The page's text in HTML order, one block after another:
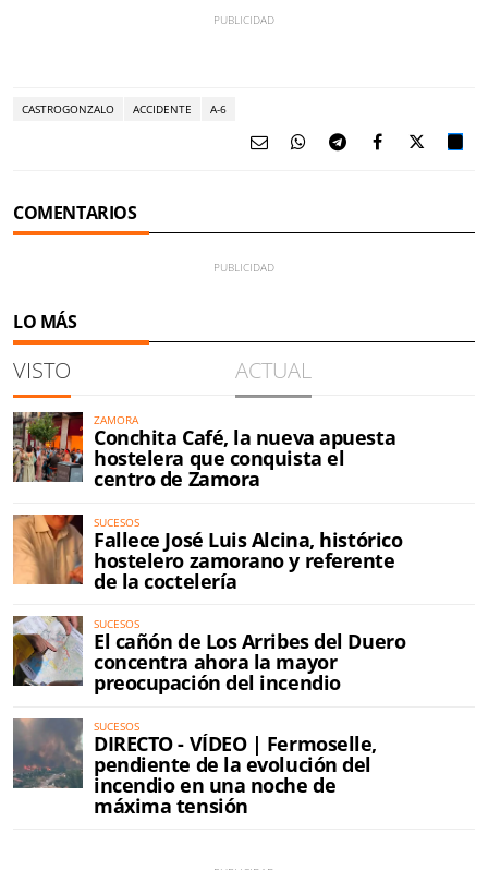
CASTROGONZALO ACCIDENTE A-6
COMENTARIOS
LO MÁS
VISTO ACTUAL
ZAMORA
Conchita Café, la nueva apuesta
hostelera que conquista el
centro de Zamora
SUCESOS
Fallece José Luis Alcina, histórico
hostelero zamorano y referente
de la coctelería
SUCESOS
El cañón de Los Arribes del Duero
concentra ahora la mayor
preocupación del incendio
SUCESOS
DIRECTO - VÍDEO | Fermoselle,
pendiente de la evolución del
incendio en una noche de
máxima tensión